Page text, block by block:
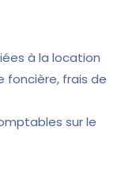
à la location
foncière, frais de
sur le